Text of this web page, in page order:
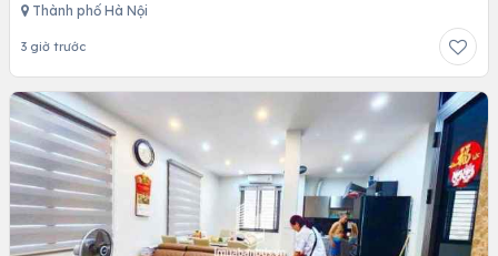
Thành phố Hà Nội
3 giờ trước